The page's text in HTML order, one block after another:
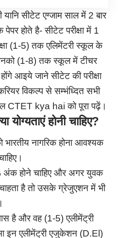
यानि सीटेट एग्जाम साल में 2 बार
होते है- सीटेट परीक्षा में 1
(1-5) तक एलिमेंटरी स्कूल के
(1-8) तक स्कूल में टीचर
आइये जाने सीटेट की परीक्षा
विकल्प से सम्भंध्दित सभी
CTET kya hai को पूरा पढ़ें।
योग्यताएं होनी चाहिए?
भारतीय नागरिक होना आवश्यक
अंक होने चाहिए और अगर युवक
है तो उसके ग्रेजुएशन में भी
है और वह (1-5) एलीमेंट्री
इन एलीमेंट्री एजुकेशन (D.El)